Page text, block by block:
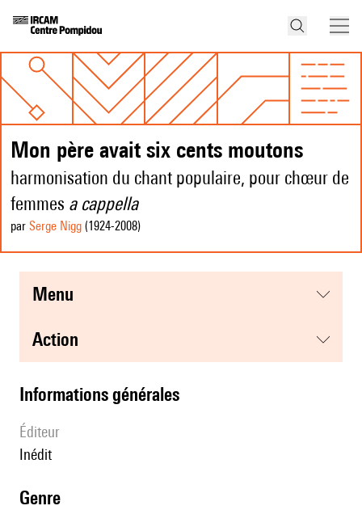
Mon père avait six cents moutons
harmonisation du chant populaire, pour chœur de
femmes a cappella
par Serge Nigg (1924-2008)
menu
action
informations générales
éditeur
Inédit
genre